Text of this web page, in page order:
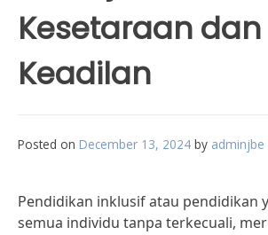
Kesetaraan dan
Keadilan
Posted on December 13, 2024 by adminjbe
Pendidikan inklusif atau pendidikan
semua individu tanpa terkecuali,